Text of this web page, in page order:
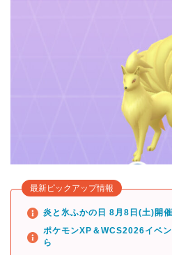
最新ピックアップ情報
炎と氷ふかの日 8月8日(土)開催
ポケモンXP＆WCS2026イベ
ら